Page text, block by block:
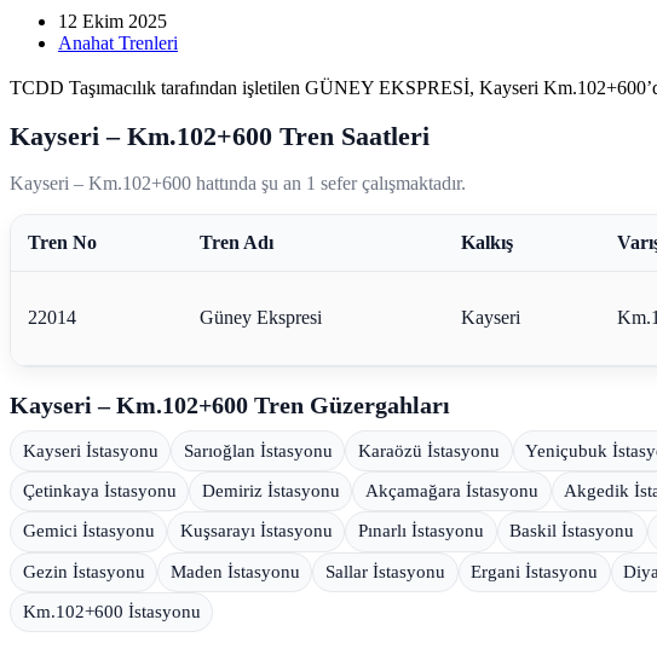
12 Ekim 2025
Anahat Trenleri
TCDD Taşımacılık tarafından işletilen GÜNEY EKSPRESİ, Kayseri
Kayseri – Km.102+600 Tren Saatleri
Kayseri – Km.102+600 hattında şu an 1 sefer çalışmaktadır.
Tren No Tren Adı Kalkış
22014 Güney Ekspresi Kayseri
Kayseri – Km.102+600 Tren Güzergahları
Kayseri İstasyonu Sarıoğlan İstasyonu Karaözü İstasyonu Yeniçubuk
Çetinkaya İstasyonu Demiriz İstasyonu Akçamağara İstasyonu Akgedik
Gemici İstasyonu Kuşsarayı İstasyonu Pınarlı İstasyonu Baskil İstasyonu
Gezin İstasyonu Maden İstasyonu Sallar İstasyonu Ergani İstasyonu
Km.102+600 İstasyonu